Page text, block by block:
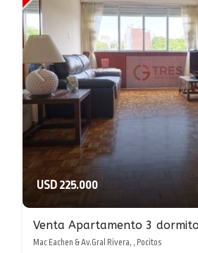
USD 225.000
Mac Eachen & Av.Gral Rivera, , Pocitos